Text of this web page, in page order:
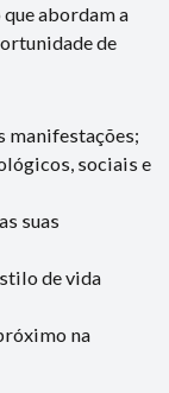
abordam a
de
manifestações;
sociais e
suas
de vida
na